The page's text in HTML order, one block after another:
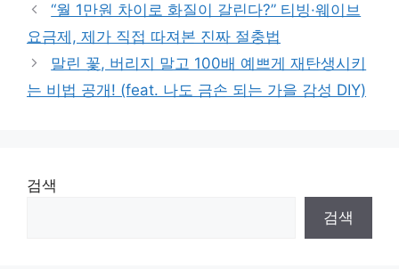
“월 1만원 차이로 화질이 갈린다?” 티빙·웨이브
요금제, 제가 직접 따져본 진짜 절충법
말린 꽃, 버리지 말고 100배 예쁘게 재탄생시키
는 비법 공개! (feat. 나도 금손 되는 가을 감성 DIY)
검색
검색